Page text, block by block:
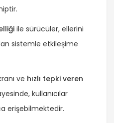
ile sürücüler, ellerini
sistemle etkileşime
ve hızlı tepki veren
kullanıcılar
erişebilmektedir.